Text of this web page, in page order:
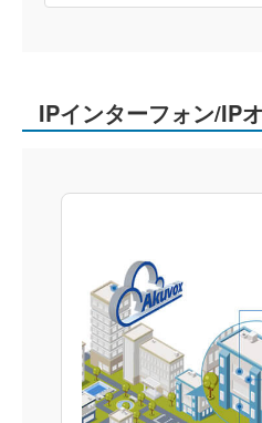
IPインターフォン/IP